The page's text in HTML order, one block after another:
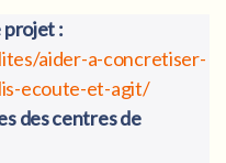
projet :
aider-a-concretiser-
ecoute-et-agit/
des centres de